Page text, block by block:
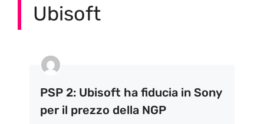
Ubisoft
PSP 2: Ubisoft ha fiducia in Sony
per il prezzo della NGP